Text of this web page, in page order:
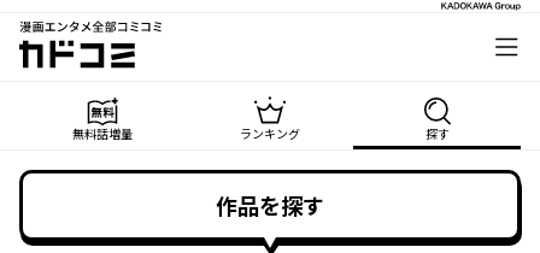
漫画エンタメ全部コミコミ
カドコミ
無料話増量 ランキング 探す
作品を探す